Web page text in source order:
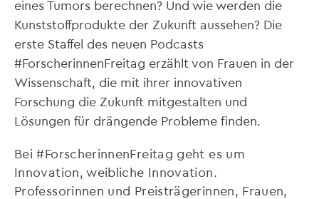
eines Tumors berechnen? Und wie werden die
Kunststoffprodukte der Zukunft aussehen? Die
erste Staffel des neuen Podcasts
#ForscherinnenFreitag erzählt von Frauen in der
Wissenschaft, die mit ihrer innovativen
Forschung die Zukunft mitgestalten und
Lösungen für drängende Probleme finden.
Bei #ForscherinnenFreitag geht es um
Innovation, weibliche Innovation.
Professorinnen und Preisträgerinnen, Frauen,